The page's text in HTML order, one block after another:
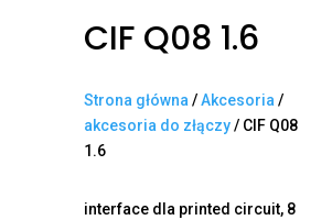
CIF Q08 1.6
Strona główna /Akcesoria /
akcesoria do złączy/ CIF Q08
1.6
interface dla printed circuit, 8